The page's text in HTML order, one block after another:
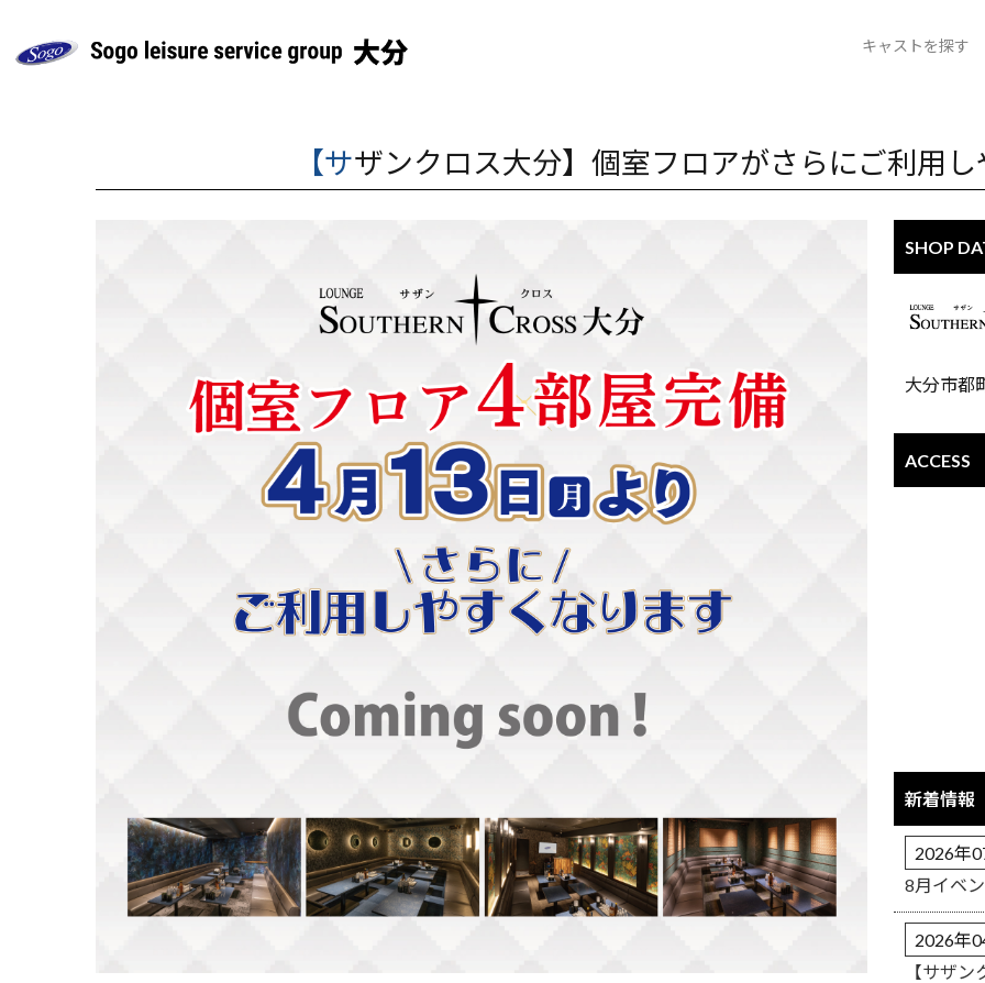
キャストを探す
【サザンクロス大分】個室フロアがさらにご利用
SHOP
大分市都
ACCESS
新着情報
2026年
8月イベ
2026年
【サザ